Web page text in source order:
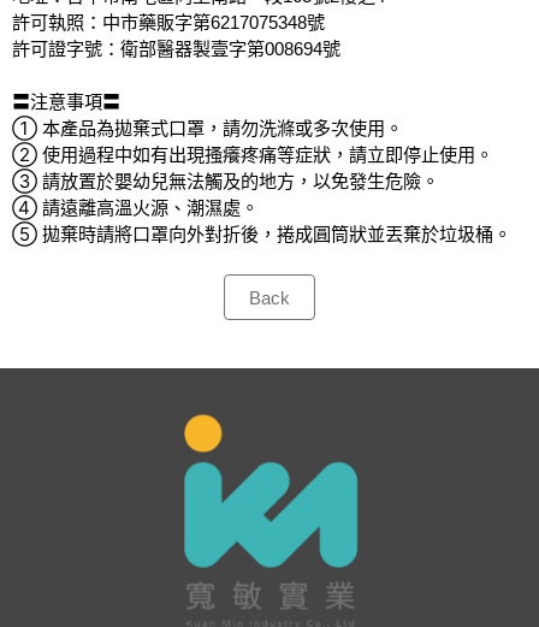
許可執照：中市藥販字第6217075348號
許可證字號：衛部醫器製壹字第008694號
〓注意事項〓
① 本產品為拋棄式口罩，請勿洗滌或多次使用。
② 使用過程中如有出現搔癢疼痛等症狀，請立即停止使用。
③ 請放置於嬰幼兒無法觸及的地方，以免發生危險。
④ 請遠離高溫火源、潮濕處。
⑤ 拋棄時請將口罩向外對折後，捲成圓筒狀並丟棄於垃圾桶。
Back